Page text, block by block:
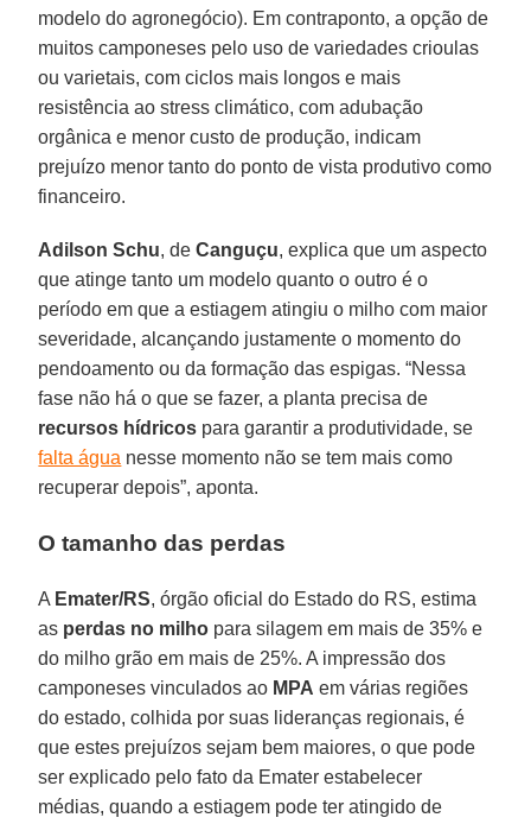
modelo do agronegócio). Em contraponto, a opção de
muitos camponeses pelo uso de variedades crioulas
ou varietais, com ciclos mais longos e mais
resistência ao stress climático, com adubação
orgânica e menor custo de produção, indicam
prejuízo menor tanto do ponto de vista produtivo como
financeiro.
Adilson Schu, deCanguçu, explica que um aspecto
que atinge tanto um modelo quanto o outro é o
período em que a estiagem atingiu o milho com maior
severidade, alcançando justamente o momento do
pendoamento ou da formação das espigas. “Nessa
fase não há o que se fazer, a planta precisa de
recursos hídricos para garantir a produtividade, se
falta água nesse momento não se tem mais como
recuperar depois”, aponta.
O tamanho das perdas
A Emater/RS, órgão oficial do Estado do RS, estima
as perdas no milho para silagem em mais de 35% e
do milho grão em mais de 25%. A impressão dos
camponeses vinculados ao MPA em várias regiões
do estado, colhida por suas lideranças regionais, é
que estes prejuízos sejam bem maiores, o que pode
ser explicado pelo fato da Emater estabelecer
médias, quando a estiagem pode ter atingido de